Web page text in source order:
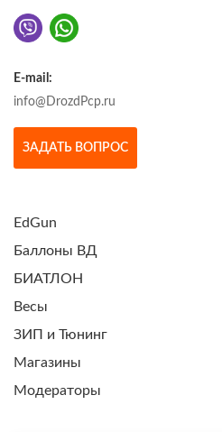
E-mail:
info@DrozdPcp.ru
ЗАДАТЬ ВОПРОС
EdGun
Баллоны ВД
БИАТЛОН
Весы
ЗИП и Тюнинг
Магазины
Модераторы